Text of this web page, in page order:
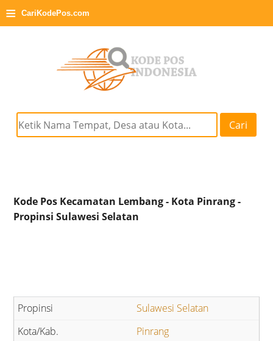
≡ CariKodePos.com
Cari
Kode Pos Kecamatan Lembang - Kota Pinrang -
Propinsi Sulawesi Selatan
Sulawesi Selatan
Pinrang